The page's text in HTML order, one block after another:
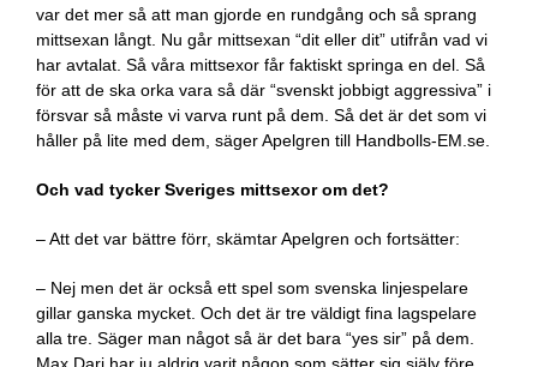
var det mer så att man gjorde en rundgång och så sprang
mittsexan långt. Nu går mittsexan “dit eller dit” utifrån vad vi
har avtalat. Så våra mittsexor får faktiskt springa en del. Så
för att de ska orka vara så där “svenskt jobbigt aggressiva” i
försvar så måste vi varva runt på dem. Så det är det som vi
håller på lite med dem, säger Apelgren till Handbolls-EM.se.
Och vad tycker Sveriges mittsexor om det?
– Att det var bättre förr, skämtar Apelgren och fortsätter:
– Nej men det är också ett spel som svenska linjespelare
gillar ganska mycket. Och det är tre väldigt fina lagspelare
alla tre. Säger man något så är det bara “yes sir” på dem.
Max Darj har ju aldrig varit någon som sätter sig själv före